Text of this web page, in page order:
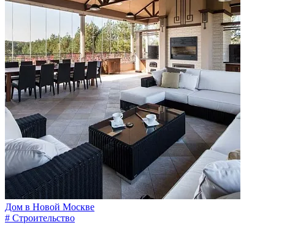
Дом в Новой Москве
# Строительство